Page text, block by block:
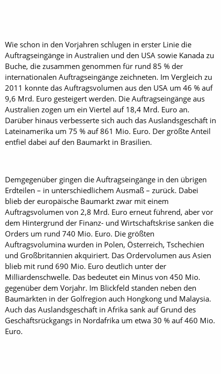
Wie schon in den Vorjahren schlugen in erster Linie die
Auftragseingänge in Australien und den USA sowie Kanada zu
Buche, die zusammen genommen für rund 85 % der
internationalen Auftragseingänge zeichneten. Im Vergleich zu
2011 konnte das Auftragsvolumen aus den USA um 46 % auf
9,6 Mrd. Euro gesteigert werden. Die Auftragseingänge aus
Australien zogen um ein Viertel auf 18,4 Mrd. Euro an.
Darüber hinaus verbesserte sich auch das Auslandsgeschäft in
Lateinamerika um 75 % auf 861 Mio. Euro. Der größte Anteil
entfiel dabei auf den Baumarkt in Brasilien.
Demgegenüber gingen die Auftragseingänge in den übrigen
Erdteilen – in unterschiedlichem Ausmaß – zurück. Dabei
blieb der europäische Baumarkt zwar mit einem
Auftragsvolumen von 2,8 Mrd. Euro erneut führend, aber vor
dem Hintergrund der Finanz- und Wirtschaftskrise sanken die
Orders um rund 740 Mio. Euro. Die größten
Auftragsvolumina wurden in Polen, Österreich, Tschechien
und Großbritannien akquiriert. Das Ordervolumen aus Asien
blieb mit rund 690 Mio. Euro deutlich unter der
Milliardenschwelle. Das bedeutet ein Minus von 450 Mio.
gegenüber dem Vorjahr. Im Blickfeld standen neben den
Baumärkten in der Golfregion auch Hongkong und Malaysia.
Auch das Auslandsgeschäft in Afrika sank auf Grund des
Geschäftsrückgangs in Nordafrika um etwa 30 % auf 460 Mio.
Euro.